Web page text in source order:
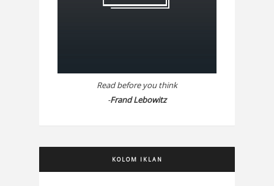
Read before you think
-Frand Lebowitz
KOLOM IKLAN